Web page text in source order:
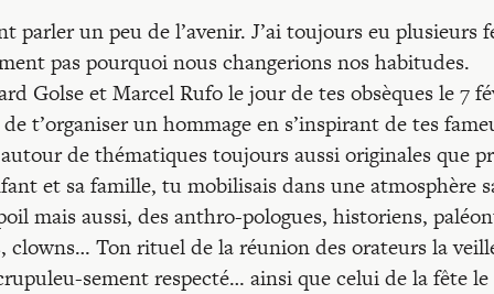
parler un peu de l’avenir. J’ai toujours eu plusieurs
pas pourquoi nous changerions nos habitudes.
Golse et Marcel Rufo le jour de tes obsèques le 7
t’organiser un hommage en s’inspirant de tes
de thématiques toujours aussi originales que
et sa famille, tu mobilisais dans une atmosphère
mais aussi, des anthro-pologues, historiens,
clowns… Ton rituel de la réunion des orateurs la
sement respecté… ainsi que celui de la fête